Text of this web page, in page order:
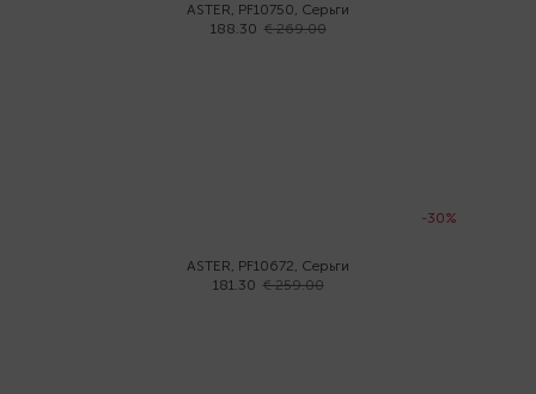
ASTER, PF10750, Серьги
188.30 € 269.00
-30%
ASTER, PF10672, Серьги
181.30 € 259.00